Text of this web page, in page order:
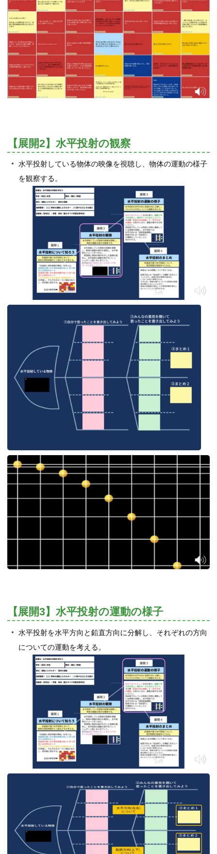
【展開2】水平投射の観察
水平投射している物体の映像を視聴し、物体の運動の様子
を観察する。
【展開3】水平投射の運動の様子
水平投射を水平方向と鉛直方向に分解し、それぞれの方向
についての運動を考える。